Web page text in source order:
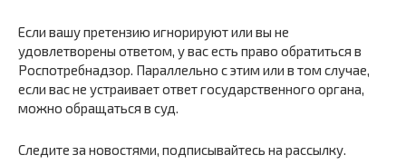
Если вашу претензию игнорируют или вы не
удовлетворены ответом, у вас есть право обратиться в
Роспотребнадзор. Параллельно с этим или в том случае,
если вас не устраивает ответ государственного органа,
можно обращаться в суд.
Следите за новостями, подписывайтесь на рассылку.